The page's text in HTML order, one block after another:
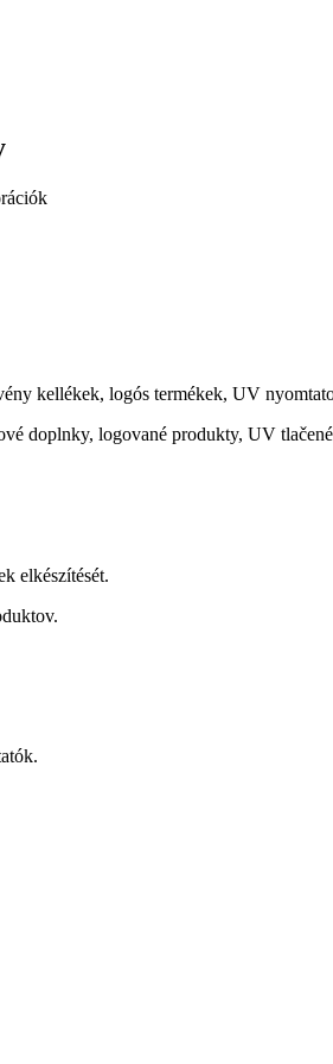
kellékek, logós termékek, UV
doplnky, logované produkty, UV
elkészítését.